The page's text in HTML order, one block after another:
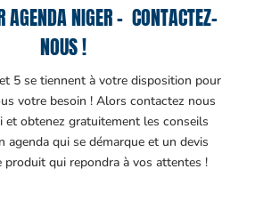
AGENDA NIGER – CONTACTEZ-
NOUS !
5 se tiennent à votre disposition pour
votre besoin ! Alors contactez nous
et obtenez gratuitement les conseils
agenda qui se démarque et un devis
produit qui repondra à vos attentes !